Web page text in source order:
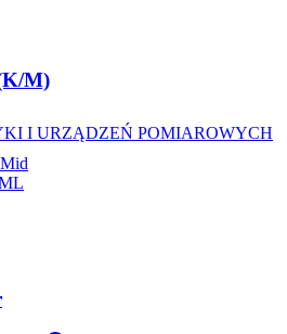
M)
I URZĄDZEŃ POMIAROWYCH
Mid